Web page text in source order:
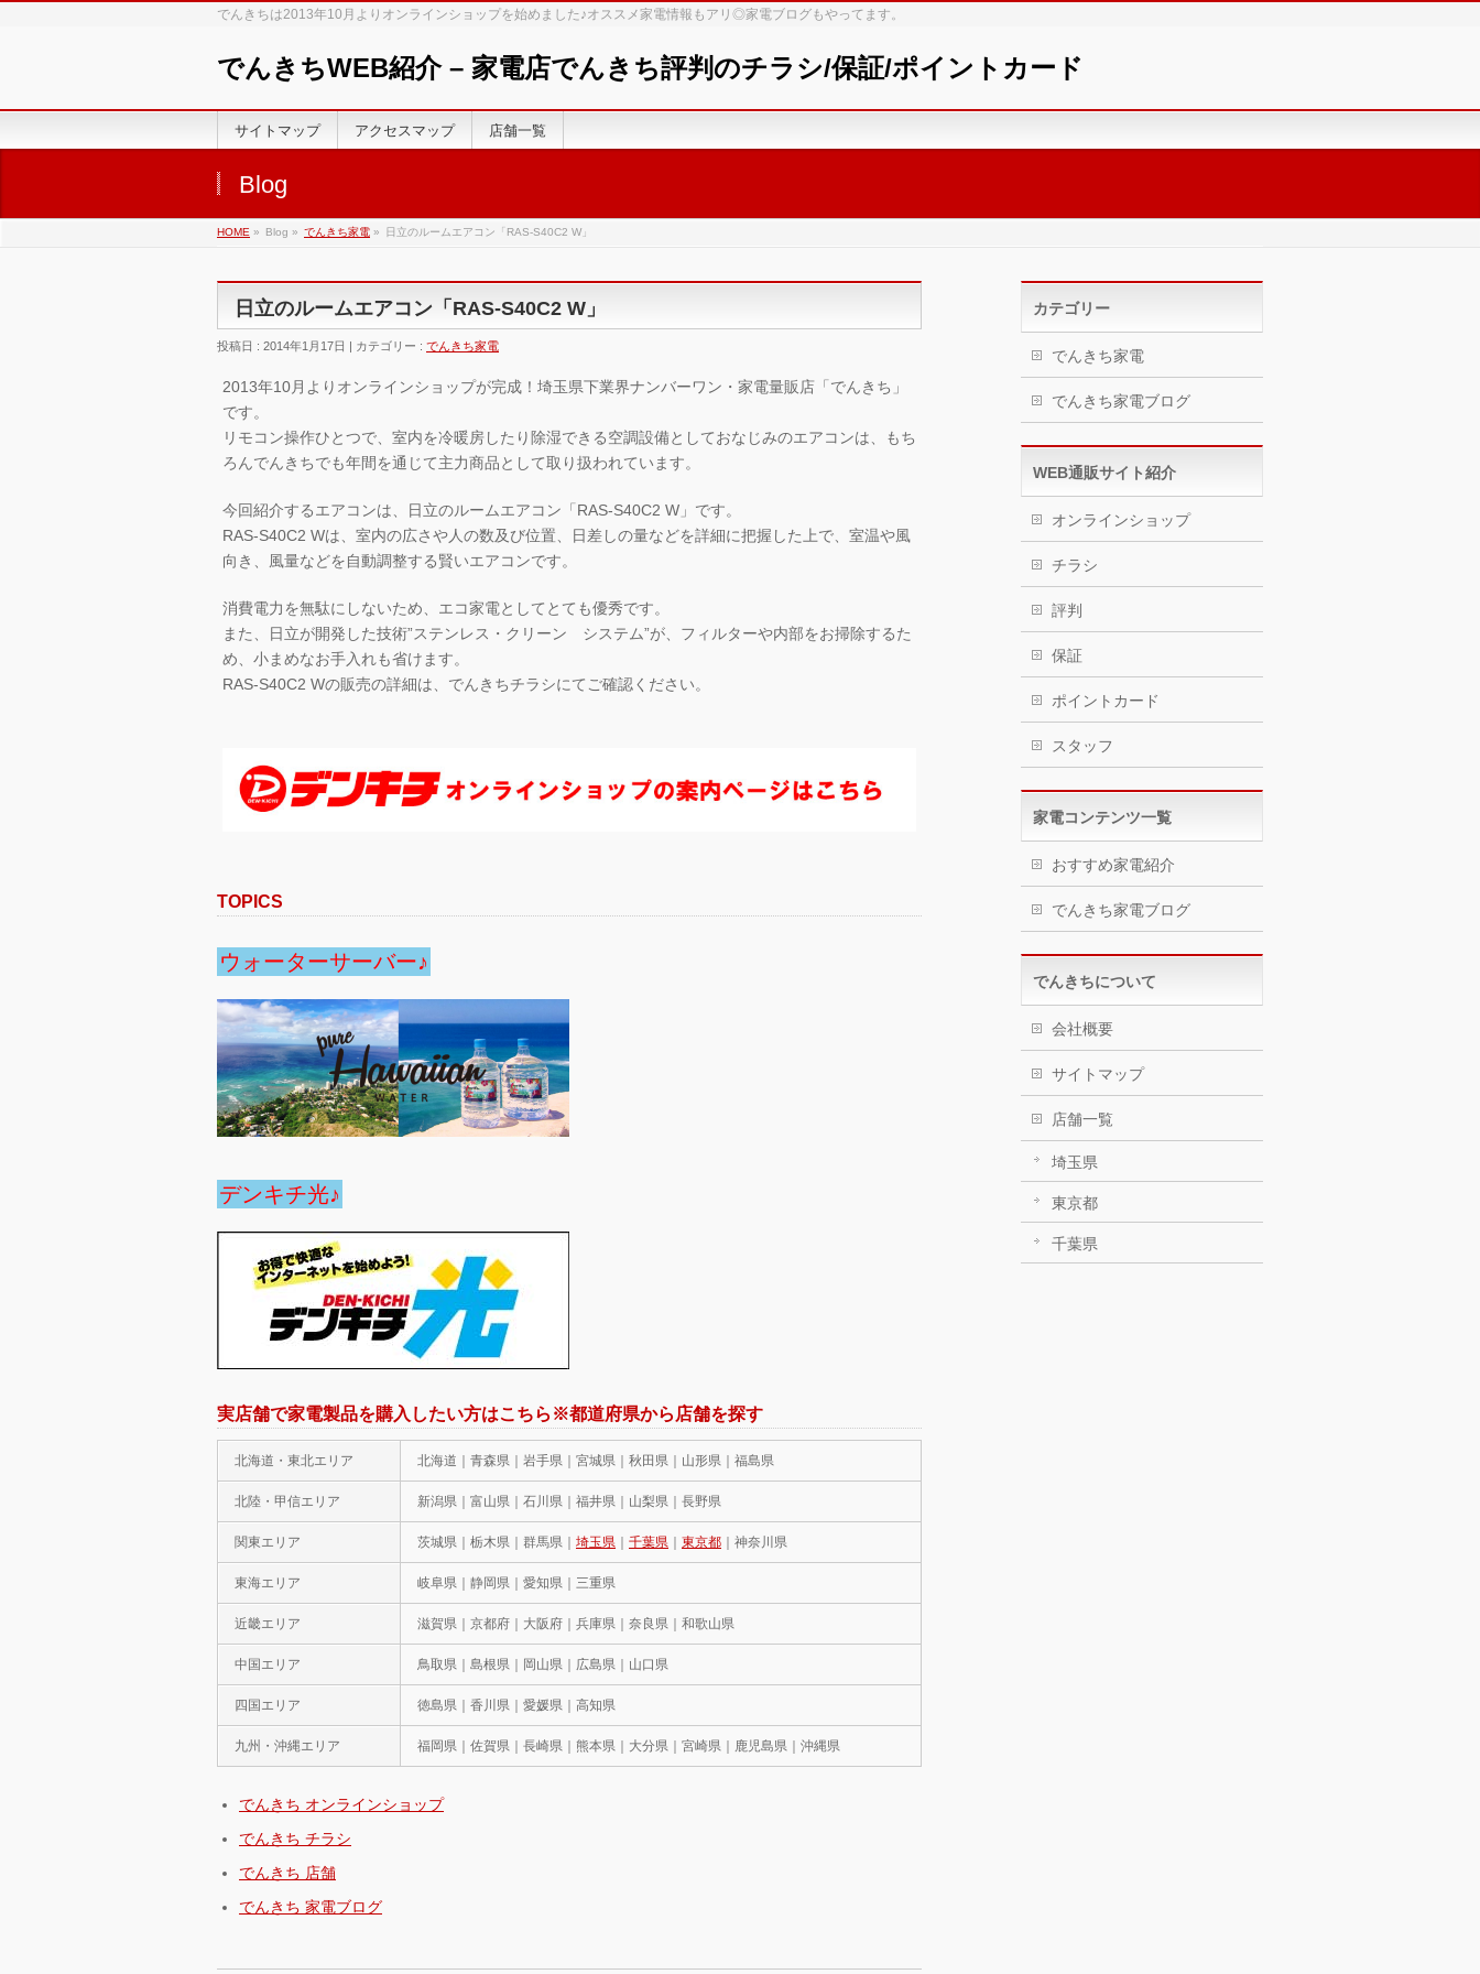
でんきちは2013年10月よりオンラインショップを始めました♪オススメ家電情報もアリ◎家電ブログもやってます。
でんきちWEB紹介 – 家電店でんきち評判のチラシ/保証/ポイントカード
サイトマップ アクセスマップ 店舗一覧
Blog
HOME » Blog » でんきち家電 » 日立のルームエアコン「RAS-S40C2 W」
日立のルームエアコン「RAS-S40C2 W」
投稿日 : 2014年1月17日 | カテゴリー : でんきち家電
2013年10月よりオンラインショップが完成！埼玉県下業界ナンバーワン・家電量販店「でんきち」
です。
リモコン操作ひとつで、室内を冷暖房したり除湿できる空調設備としておなじみのエアコンは、もち
ろんでんきちでも年間を通じて主力商品として取り扱われています。
今回紹介するエアコンは、日立のルームエアコン「RAS-S40C2 W」です。
RAS-S40C2 Wは、室内の広さや人の数及び位置、日差しの量などを詳細に把握した上で、室温や風
向き、風量などを自動調整する賢いエアコンです。
消費電力を無駄にしないため、エコ家電としてとても優秀です。
また、日立が開発した技術”ステンレス・クリーン システム”が、フィルターや内部をお掃除するた
め、小まめなお手入れも省けます。
RAS-S40C2 Wの販売の詳細は、でんきちチラシにてご確認ください。
TOPICS
ウォーターサーバー♪
デンキチ光♪
実店舗で家電製品を購入したい方はこちら※都道府県から店舗を探す
北海道・東北エリア 北海道｜青森県｜岩手県｜宮城県｜秋田県｜山形県｜福島県
北陸・甲信エリア 新潟県｜富山県｜石川県｜福井県｜山梨県｜長野県
関東エリア 茨城県｜栃木県｜群馬県｜ 埼玉県 千葉県 東京都 ｜神奈川県
東海エリア 岐阜県｜静岡県｜愛知県｜三重県
近畿エリア 滋賀県｜京都府｜大阪府｜兵庫県｜奈良県｜和歌山県
中国エリア 鳥取県｜島根県｜岡山県｜広島県｜山口県
四国エリア 徳島県｜香川県｜愛媛県｜高知県
九州・沖縄エリア 福岡県｜佐賀県｜長崎県｜熊本県｜大分県｜宮崎県｜鹿児島県｜沖縄県
でんきち オンラインショップ
でんきち チラシ
でんきち 店舗
でんきち 家電ブログ
カテゴリー
でんきち家電
でんきち家電ブログ
WEB通販サイト紹介
オンラインショップ
チラシ
評判
保証
ポイントカード
スタッフ
家電コンテンツ一覧
おすすめ家電紹介
でんきち家電ブログ
でんきちについて
会社概要
サイトマップ
店舗一覧
埼玉県
東京都
千葉県